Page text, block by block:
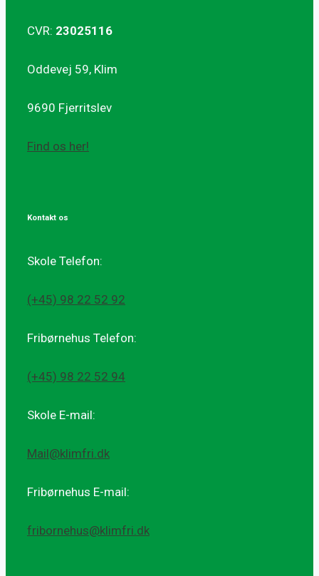
CVR: 23025116
Oddevej 59, Klim
9690 Fjerritslev
Find os her!
Kontakt os
Skole Telefon:
(+45) 98 22 52 92
Fribørnehus Telefon:
(+45) 98 22 52 94
Skole E-mail:
Mail@klimfri.dk
Fribørnehus E-mail:
fribornehus@klimfri.dk